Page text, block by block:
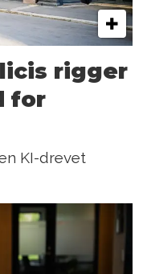
rigger
for
KI-drevet